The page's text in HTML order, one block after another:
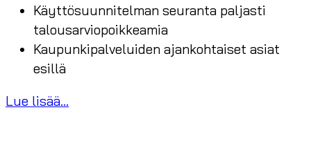
Käyttösuunnitelman seuranta paljasti
talousarviopoikkeamia
Kaupunkipalveluiden ajankohtaiset asiat
esillä
Lue lisää...